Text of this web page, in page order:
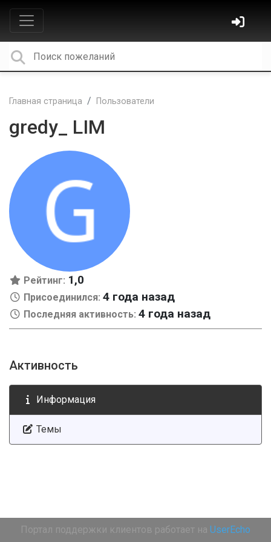
Главная страница Пользователи
gredy_ LIM
Рейтинг: 1,0
Присоединился: 4 года назад
Последняя активность: 4 года назад
Активность
Информация
Темы
Портал поддержки клиентов работает на UserEcho